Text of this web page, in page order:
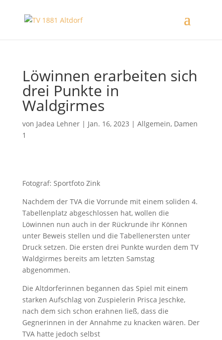
Löwinnen erarbeiten sich
drei Punkte in
Waldgirmes
von Jadea Lehner| Jan. 16, 2023 | Allgemein, Damen
1
Fotograf: Sportfoto Zink
Nachdem der TVA die Vorrunde mit einem soliden 4.
Tabellenplatz abgeschlossen hat, wollen die
Löwinnen nun auch in der Rückrunde ihr Können
unter Beweis stellen und die Tabellenersten unter
Druck setzen. Die ersten drei Punkte wurden dem TV
Waldgirmes bereits am letzten Samstag
abgenommen.
Die Altdorferinnen begannen das Spiel mit einem
starken Aufschlag von Zuspielerin Prisca Jeschke,
nach dem sich schon erahnen ließ, dass die
Gegnerinnen in der Annahme zu knacken wären. Der
TVA hatte jedoch selbst